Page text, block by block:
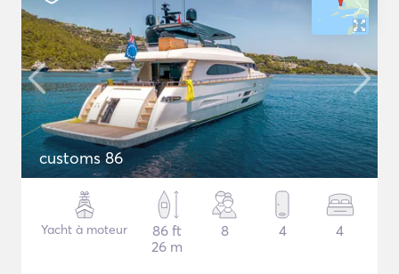
customs 86
Yacht à moteur
86 ft
26 m
8 4 4